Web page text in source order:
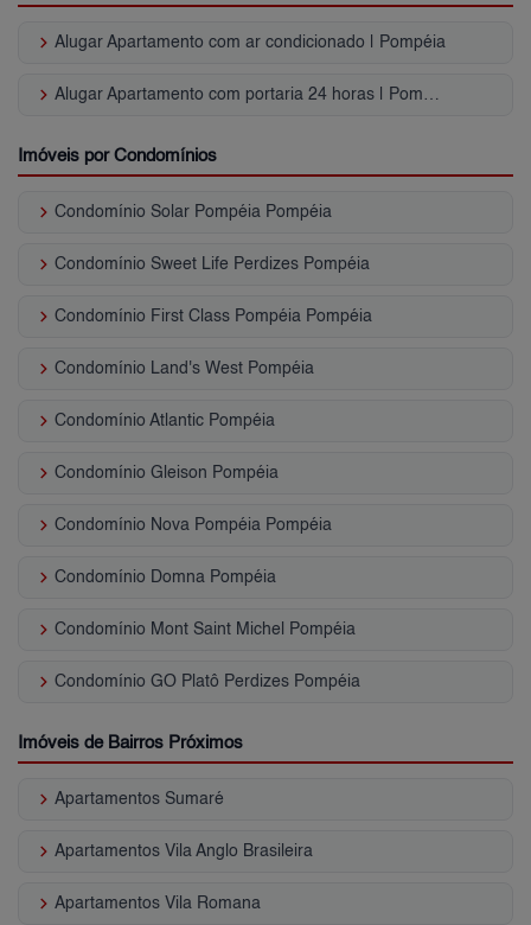
keyboard_arrow_right Alugar Apartamento com ar condicionado | Pompéia
keyboard_arrow_right Alugar Apartamento com portaria 24 horas | Pompéia
Imóveis por Condomínios
keyboard_arrow_right Condomínio Solar Pompéia Pompéia
keyboard_arrow_right Condomínio Sweet Life Perdizes Pompéia
keyboard_arrow_right Condomínio First Class Pompéia Pompéia
keyboard_arrow_right Condomínio Land's West Pompéia
keyboard_arrow_right Condomínio Atlantic Pompéia
keyboard_arrow_right Condomínio Gleison Pompéia
keyboard_arrow_right Condomínio Nova Pompéia Pompéia
keyboard_arrow_right Condomínio Domna Pompéia
keyboard_arrow_right Condomínio Mont Saint Michel Pompéia
keyboard_arrow_right Condomínio GO Platô Perdizes Pompéia
Imóveis de Bairros Próximos
keyboard_arrow_right Apartamentos Sumaré
keyboard_arrow_right Apartamentos Vila Anglo Brasileira
keyboard_arrow_right Apartamentos Vila Romana